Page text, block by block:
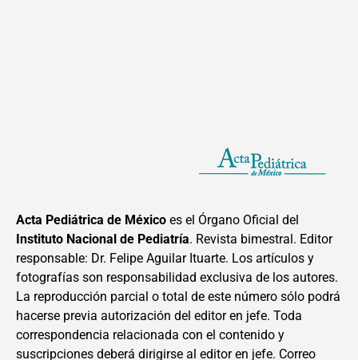
Acta Pediátrica de México es el Órgano Oficial del
Instituto Nacional de Pediatría. Revista bimestral. Editor
responsable: Dr. Felipe Aguilar Ituarte. Los artículos y
fotografías son responsabilidad exclusiva de los autores.
La reproducción parcial o total de este número sólo podrá
hacerse previa autorización del editor en jefe. Toda
correspondencia relacionada con el contenido y
suscripciones deberá dirigirse al editor en jefe. Correo